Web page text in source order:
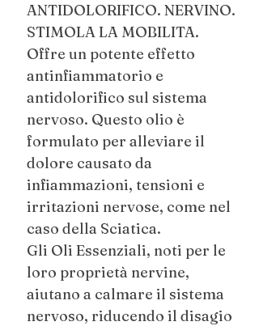
ANTIDOLORIFICO. NERVINO.
STIMOLA LA MOBILITA.
Offre un potente effetto
antinfiammatorio e
antidolorifico sul sistema
nervoso. Questo olio è
formulato per alleviare il
dolore causato da
infiammazioni, tensioni e
irritazioni nervose, come nel
caso della Sciatica.
Gli Oli Essenziali, noti per le
loro proprietà nervine,
aiutano a calmare il sistema
nervoso, riducendo il disagio